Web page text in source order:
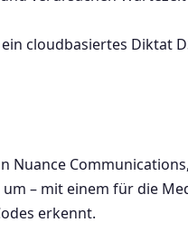
cloudbasiertes Diktat
Nuance
– mit einem für die
erkennt.